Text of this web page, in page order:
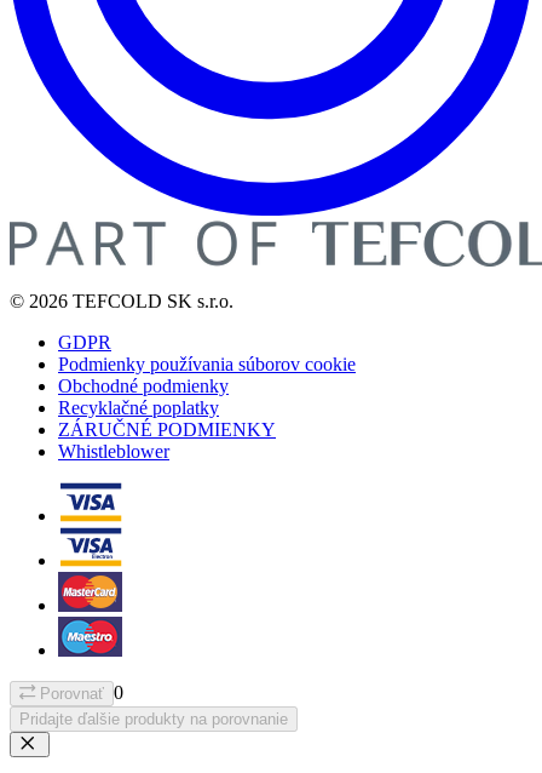
© 2026 TEFCOLD SK s.r.o.
GDPR
Podmienky používania súborov cookie
Obchodné podmienky
Recyklačné poplatky
ZÁRUČNÉ PODMIENKY
Whistleblower
Porovnať 0
Pridajte ďalšie produkty na porovnanie